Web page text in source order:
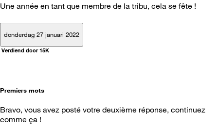
Une année en tant que membre de la tribu, cela se fête !
donderdag 27 januari 2022
Verdiend door 15K
Premiers mots
Bravo, vous avez posté votre deuxième réponse, continuez
comme ça !